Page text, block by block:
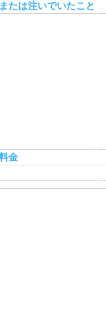
たは注いでいたこと
金